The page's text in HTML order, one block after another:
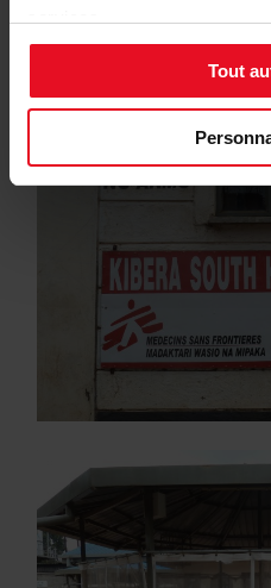
Tout
procurent de l’aide médical